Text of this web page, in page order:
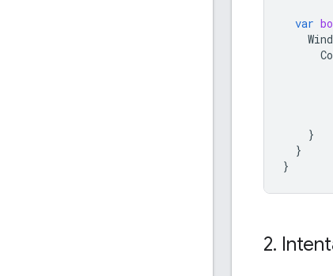
var
}
}
}
2.